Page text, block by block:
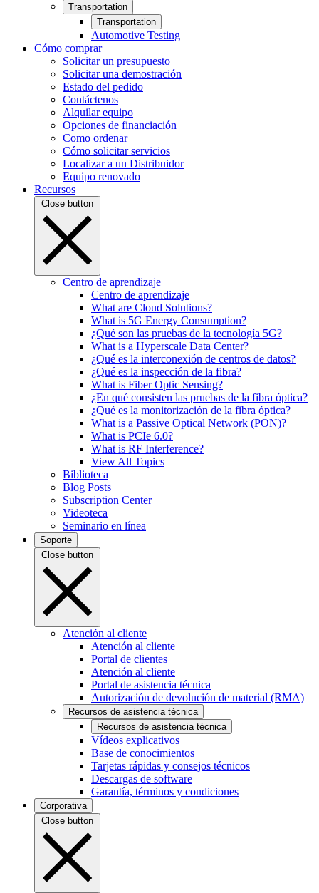
Transportation
Transportation
Automotive Testing
Cómo comprar
Solicitar un presupuesto
Solicitar una demostración
Estado del pedido
Contáctenos
Alquilar equipo
Opciones de financiación
Como ordenar
Cómo solicitar servicios
Localizar a un Distribuidor
Equipo renovado
Recursos
Close button
Centro de aprendizaje
Centro de aprendizaje
What are Cloud Solutions?
What is 5G Energy Consumption?
¿Qué son las pruebas de la tecnología 5G?
What is a Hyperscale Data Center?
¿Qué es la interconexión de centros de datos?
¿Qué es la inspección de la fibra?
What is Fiber Optic Sensing?
¿En qué consisten las pruebas de la fibra óptica?
¿Qué es la monitorización de la fibra óptica?
What is a Passive Optical Network (PON)?
What is PCIe 6.0?
What is RF Interference?
View All Topics
Biblioteca
Blog Posts
Subscription Center
Videoteca
Seminario en línea
Soporte
Close button
Atención al cliente
Atención al cliente
Portal de clientes
Atención al cliente
Portal de asistencia técnica
Autorización de devolución de material (RMA)
Recursos de asistencia técnica
Recursos de asistencia técnica
Vídeos explicativos
Base de conocimientos
Tarjetas rápidas y consejos técnicos
Descargas de software
Garantía, términos y condiciones
Corporativa
Close button